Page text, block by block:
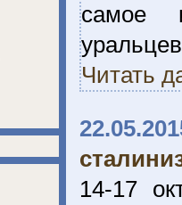
самое
Читать
14-17